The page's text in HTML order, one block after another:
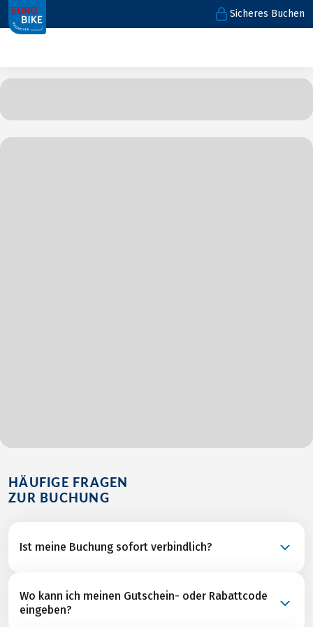
1 Sicheres Buchen
HÄUFIGE FRAGEN
ZUR BUCHUNG
Ist meine Buchung sofort verbindlich?
Ihre Buchung ist eine verbindliche Anfrage und wird
nach unserer Rückbestätigung aller
Leistungspartner mit dem Versand der Rechnung
Wo kann ich meinen Gutschein- oder Rabattcode
eingeben?